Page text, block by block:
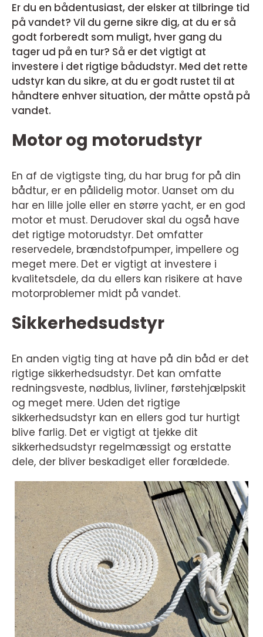
Er du en bådentusiast, der elsker at tilbringe tid
på vandet? Vil du gerne sikre dig, at du er så
godt forberedt som muligt, hver gang du
tager ud på en tur? Så er det vigtigt at
investere i det rigtige bådudstyr. Med det rette
udstyr kan du sikre, at du er godt rustet til at
håndtere enhver situation, der måtte opstå på
vandet.
Motor og motorudstyr
En af de vigtigste ting, du har brug for på din
bådtur, er en pålidelig motor. Uanset om du
har en lille jolle eller en større yacht, er en god
motor et must. Derudover skal du også have
det rigtige motorudstyr. Det omfatter
reservedele, brændstofpumper, impellere og
meget mere. Det er vigtigt at investere i
kvalitetsdele, da du ellers kan risikere at have
motorproblemer midt på vandet.
Sikkerhedsudstyr
En anden vigtig ting at have på din båd er det
rigtige sikkerhedsudstyr. Det kan omfatte
redningsveste, nødblus, livliner, førstehjælpskit
og meget mere. Uden det rigtige
sikkerhedsudstyr kan en ellers god tur hurtigt
blive farlig. Det er vigtigt at tjekke dit
sikkerhedsudstyr regelmæssigt og erstatte
dele, der bliver beskadiget eller forældede.